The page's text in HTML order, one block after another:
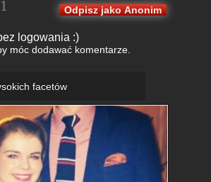
1 Odpisz jako Anonim
logowania :)
móc dodawać komentarze.
facetów